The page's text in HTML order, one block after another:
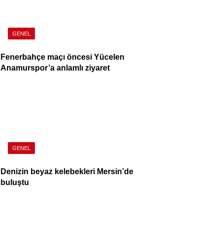
GENEL
Fenerbahçe maçı öncesi Yücelen
Anamurspor’a anlamlı ziyaret
GENEL
Denizin beyaz kelebekleri Mersin’de
buluştu